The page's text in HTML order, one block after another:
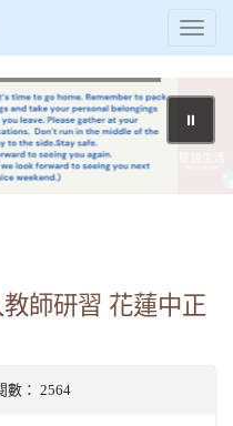
⏸
師研習 花蓮中正
數： 2564